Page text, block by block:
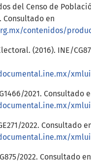
del Censo de
Consultado en
contenidos/espanol/bvinegi/productos/
(2016). INE/
xmlui/handle/
2021. Consultado
xmlui/handle/
2022. Consultado
xmlui/handle/
2022. Consultado en